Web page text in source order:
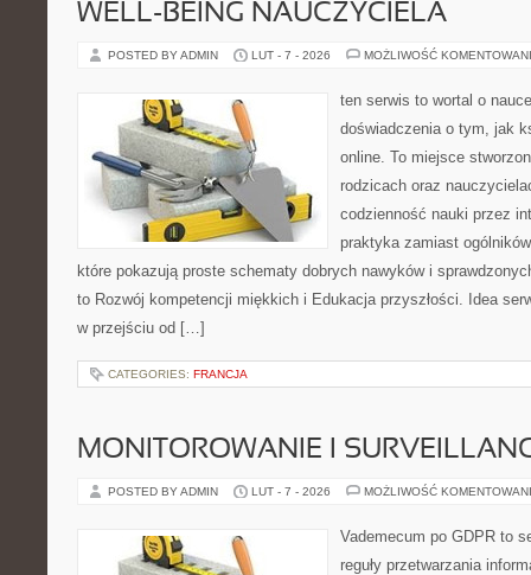
WELL-BEING NAUCZYCIELA
POSTED BY ADMIN LUT - 7 - 2026 MOŻLIWOŚĆ
ten serwis to wortal o
doświadczenia o tym, jak
online. To miejsce
rodzicach oraz
codzienność nauki przez
praktyka zamiast
które pokazują proste schematy dobrych nawyków i
to Rozwój kompetencji miękkich i Edukacja przyszłości. Idea
w przejściu od […]
CATEGORIES: FRANCJA
MONITOROWANIE I
POSTED BY ADMIN LUT - 7 - 2026 MOŻLIWOŚĆ
Vademecum po GDPR to
reguły przetwarzania